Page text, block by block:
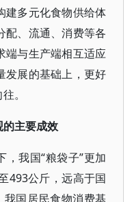
建多元化食物供给体
配、流通、消费等各
端与生产端相互适应
发展的基础上，更好
。
主要成效
我国“粮袋子”更加
493公斤，远高于国
国居民食物消费基